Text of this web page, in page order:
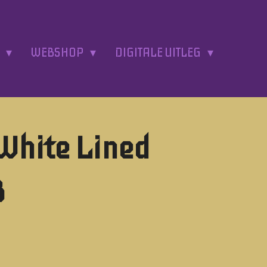
WEBSHOP DIGITALE UITLEG
Lined